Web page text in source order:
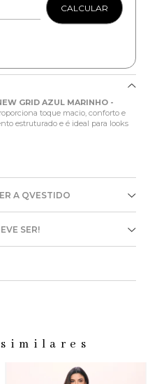
CALCULAR
GRID AZUL MARINHO -
toque macio, conforto e
estruturado e é ideal para looks
A QVESTIDO
SER!